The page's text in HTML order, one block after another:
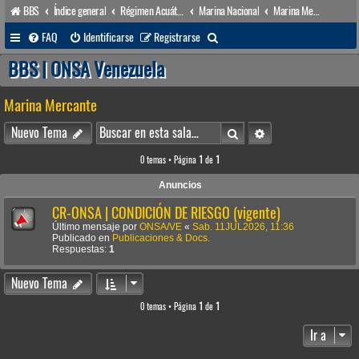
BBS Índice general Marina Nacional
Marina Mercante
FAQ
Identificarse Registrarse
u
a
r
BBS | ONSA Venezuela
Marina Mercante
Nuevo Tema BuscarBúsqueda avanzada
0 temas • Página 1 de 1
Anuncios
CR-ONSA | CONDICIÓN DE RIESGO (vigente)
Último mensaje por ONSA/VE « Sab. 11JUL2026, 11:36
Publicado en Publicaciones & Docs.
Respuestas: 1
Nuevo Tema
0 temas • Página 1 de 1
Ir a